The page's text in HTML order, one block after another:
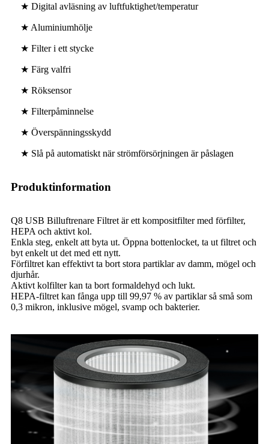
★ Digital avläsning av luftfuktighet/temperatur
★ Aluminiumhölje
★ Filter i ett stycke
★ Färg valfri
★ Röksensor
★ Filterpåminnelse
★ Överspänningsskydd
★ Slå på automatiskt när strömförsörjningen är påslagen
Produktinformation
Q8 USB Billuftrenare Filtret är ett kompositfilter med förfilter,
HEPA och aktivt kol.
Enkla steg, enkelt att byta ut. Öppna bottenlocket, ta ut filtret och
byt enkelt ut det med ett nytt.
Förfiltret kan effektivt ta bort stora partiklar av damm, mögel och
djurhår.
Aktivt kolfilter kan ta bort formaldehyd och lukt.
HEPA-filtret kan fånga upp till 99,97 % av partiklar så små som
0,3 mikron, inklusive mögel, svamp och bakterier.